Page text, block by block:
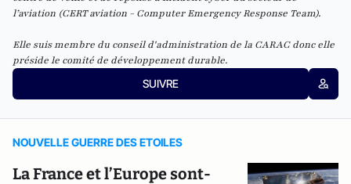
l’aviation (CERT aviation - Computer Emergency Response Team).
Elle suis membre du conseil d'administration de la CARAC donc elle
préside le comité de développement durable.
SUIVRE
NOUVELLE GUERRE DES ETOILES
La France et l’Europe sont-